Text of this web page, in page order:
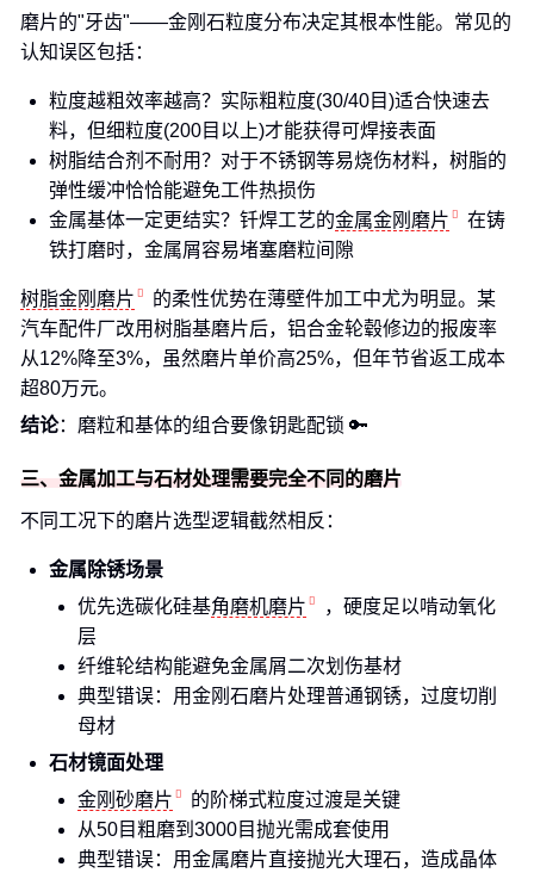
磨片的"牙齿"——金刚石粒度分布决定其根本性能。常见的
认知误区包括：
粒度越粗效率越高？实际粗粒度(30/40目)适合快速去
料，但细粒度(200目以上)才能获得可焊接表面
树脂结合剂不耐用？对于不锈钢等易烧伤材料，树脂的
弹性缓冲恰恰能避免工件热损伤
金属基体一定更结实？钎焊工艺的金属金刚磨片
在铸
铁打磨时，金属屑容易堵塞磨粒间隙
树脂金刚磨片
的柔性优势在薄壁件加工中尤为明显。某
汽车配件厂改用树脂基磨片后，铝合金轮毂修边的报废率
从12%降至3%，虽然磨片单价高25%，但年节省返工成本
超80万元。
结论：磨粒和基体的组合要像钥匙配锁 🔑
三、金属加工与石材处理需要完全不同的磨片
不同工况下的磨片选型逻辑截然相反：
金属除锈场景
优先选碳化硅基角磨机磨片
，硬度足以啃动氧化
层
纤维轮结构能避免金属屑二次划伤基材
典型错误：用金刚石磨片处理普通钢锈，过度切削
母材
石材镜面处理
金刚砂磨片
的阶梯式粒度过渡是关键
从50目粗磨到3000目抛光需成套使用
典型错误：用金属磨片直接抛光大理石，造成晶体